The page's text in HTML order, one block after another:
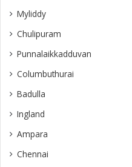
Myliddy
Chulipuram
Punnalaikkadduvan
Columbuthurai
Badulla
Ingland
Ampara
Chennai